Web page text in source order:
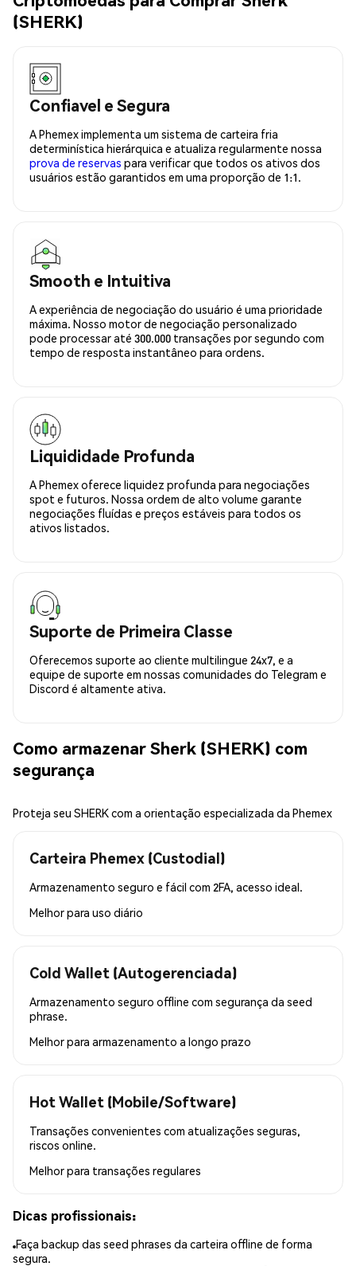
(SHERK)
Confiavel e Segura
A Phemex implementa um sistema de carteira fria
determinística hierárquica e atualiza regularmente nossa
prova de reservas para verificar que todos os ativos dos
usuários estão garantidos em uma proporção de 1:1.
Smooth e Intuitiva
A experiência de negociação do usuário é uma prioridade
máxima. Nosso motor de negociação personalizado
pode processar até 300.000 transações por segundo com
tempo de resposta instantâneo para ordens.
Liquididade Profunda
A Phemex oferece liquidez profunda para negociações
spot e futuros. Nossa ordem de alto volume garante
negociações fluídas e preços estáveis para todos os
ativos listados.
Suporte de Primeira Classe
Oferecemos suporte ao cliente multilingue 24x7, e a
equipe de suporte em nossas comunidades do Telegram e
Discord é altamente ativa.
Como armazenar Sherk (SHERK) com
segurança
Proteja seu SHERK com a orientação especializada da Phemex
Carteira Phemex (Custodial)
Armazenamento seguro e fácil com 2FA, acesso ideal.
Melhor para uso diário
Cold Wallet (Autogerenciada)
Armazenamento seguro offline com segurança da seed
phrase.
Melhor para armazenamento a longo prazo
Hot Wallet (Mobile/Software)
Transações convenientes com atualizações seguras,
riscos online.
Melhor para transações regulares
Dicas profissionais:
Faça backup das seed phrases da carteira offline de forma
segura.